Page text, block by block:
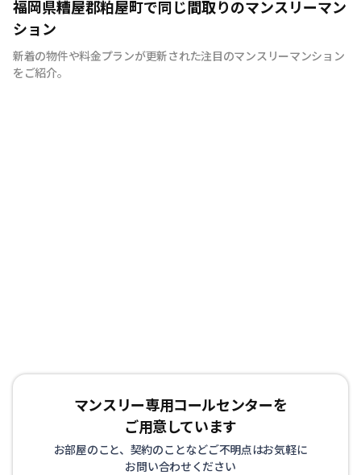
福岡県糟屋郡粕屋町で同じ間取りのマンスリーマン
ション
新着の物件や料金プランが更新された注目のマンスリーマンション
をご紹介。
マンスリー専用コールセンターを
ご用意しています
お部屋のこと、契約のことなどご不明点はお気軽に
お問い合わせください